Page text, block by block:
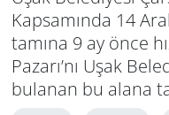
Kapsamında 14
tamına 9 ay önce
Pazarı’nı Uşak
bulanan bu alana